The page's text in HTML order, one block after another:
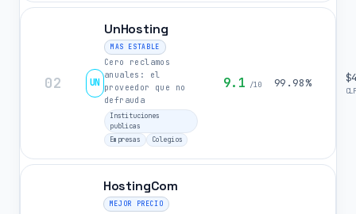
02 UN
UnHosting
MAS ESTABLE
Cero reclamos
anuales: el
proveedor que no
defrauda
Instituciones
publicas
Empresas
Colegios
9.1 /10 99.98%
HostingCom
MEJOR PRECIO